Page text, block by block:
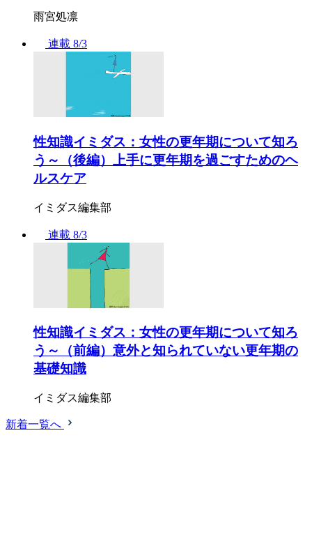
雨宮処凛
連載 8/3
性知識イミダス：女性の更年期について知ろ
う～（後編）上手に更年期を過ごすためのヘ
ルスケア
イミダス編集部
連載 8/3
性知識イミダス：女性の更年期について知ろ
う～（前編）意外と知られていない更年期の
基礎知識
イミダス編集部
新着一覧へ